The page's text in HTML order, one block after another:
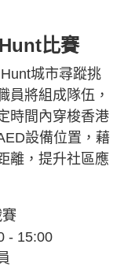
比賽
城市尋蹤挑
員將組成隊伍，
時間內穿梭香港
設備位置，藉
離，提升社區應
- 15:00